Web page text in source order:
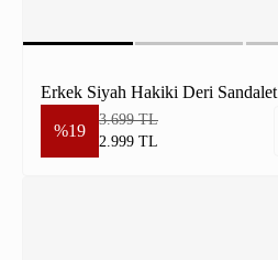
Erkek Siyah Hakiki Deri Sandalet
%19
3.699 TL
2.999 TL